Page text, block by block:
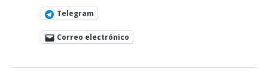
Telegram
Correo electrónico